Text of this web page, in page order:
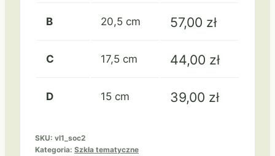
B 20,5 cm 57,00 zł
C 17,5 cm 44,00 zł
D 15 cm 39,00 zł
SKU: vl1_soc2
Kategoria: Szkła tematyczne